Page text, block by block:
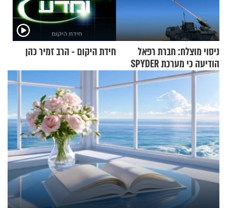
ניסוי מוצלח: חברת רפאל
הודיעה כי מערכת SPYDER
הצליחה ליירט כטב"ם
חידת היקום - הרב זמיר כהן